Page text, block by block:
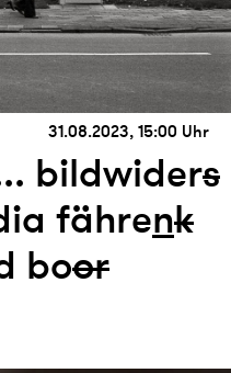
31.08.2023, 15:00 Uhr
bildwiders
fährenk
boor